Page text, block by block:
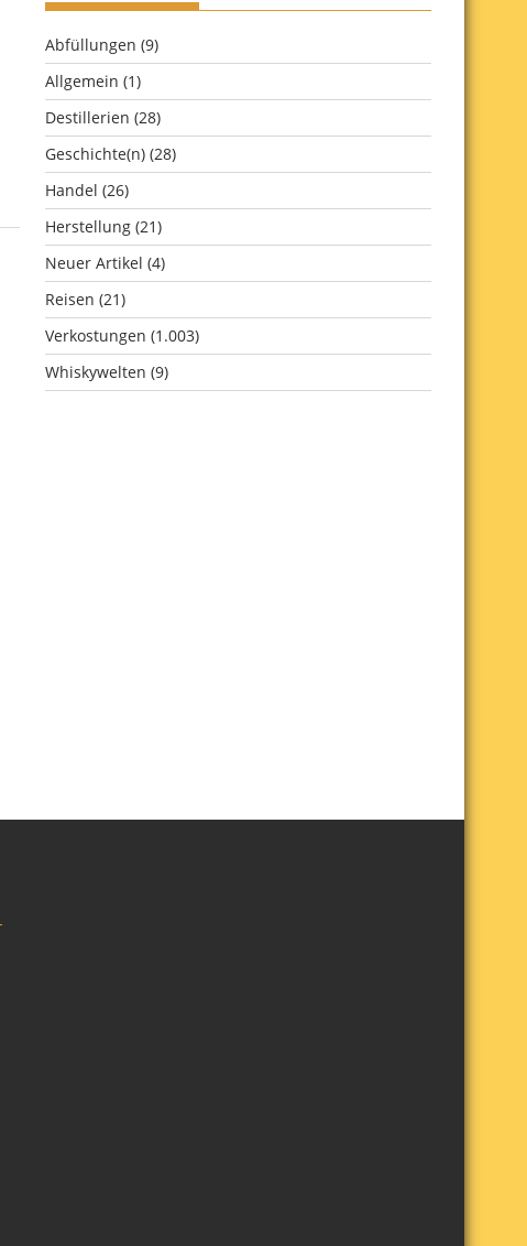
Abfüllungen (9)
Allgemein (1)
Destillerien (28)
Geschichte(n) (28)
Handel (26)
Herstellung (21)
Neuer Artikel (4)
Reisen (21)
Verkostungen (1.003)
Whiskywelten (9)